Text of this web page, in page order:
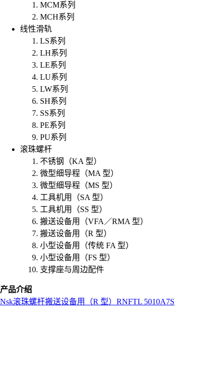
MCM系列
MCH系列
线性滑轨
LS系列
LH系列
LE系列
LU系列
LW系列
SH系列
SS系列
PE系列
PU系列
滚珠螺杆
不锈钢（KA 型）
微型细导程（MA 型）
微型细导程（MS 型）
工具机用（SA 型）
工具机用（SS 型）
搬送设备用（VFA／RMA 型）
搬送设备用（R 型）
小型设备用（传统 FA 型）
小型设备用（FS 型）
支撑座与周边配件
产品介绍
Nsk滚珠螺杆搬送设备用（R 型） RNFTL 5010A7S